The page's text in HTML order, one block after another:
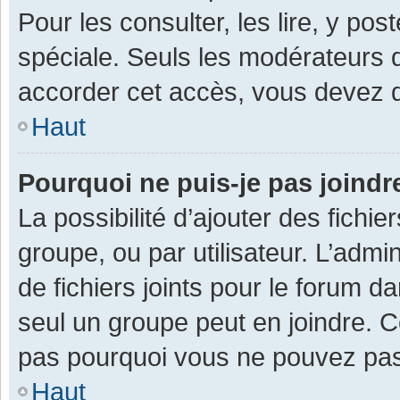
Pour les consulter, les lire, y
spéciale. Seuls les modérateurs
accorder cet accès, vous devez
Haut
Pourquoi ne puis-je pas
La possibilité d’ajouter des
groupe, ou par utilisateur.
de fichiers joints pour le forum
seul un groupe peut en joindre.
pas pourquoi vous ne pouvez
Haut